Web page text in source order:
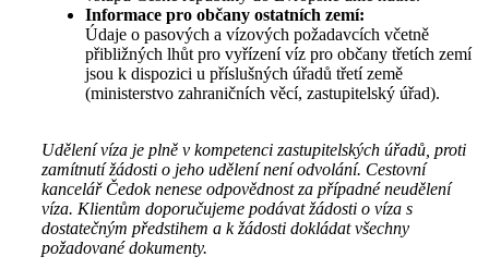
Informace pro občany ostatních zemí:
Údaje o pasových a vízových požadavcích včetně
přibližných lhůt pro vyřízení víz pro občany třetích zemí
jsou k dispozici u příslušných úřadů třetí země
(ministerstvo zahraničních věcí, zastupitelský úřad).
Udělení víza je plně v kompetenci zastupitelských úřadů, proti
zamítnutí žádosti o jeho udělení není odvolání. Cestovní
kancelář Čedok nenese odpovědnost za případné neudělení
víza. Klientům doporučujeme podávat žádosti o víza s
dostatečným předstihem a k žádosti dokládat všechny
požadované dokumenty.